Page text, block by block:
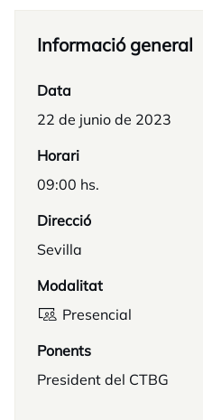
Informació general
Data
22 de junio de 2023
Horari
09:00 hs.
Direcció
Sevilla
Modalitat
Presencial
Ponents
President del CTBG